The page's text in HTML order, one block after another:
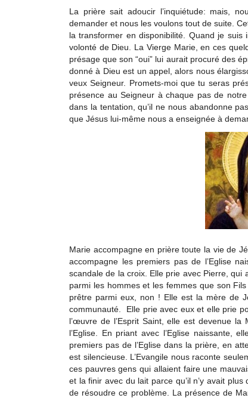
La prière sait adoucir l’inquiétude: mais,
demander et nous les voulons tout de suite.
la transformer en disponibilité. Quand je
volonté de Dieu. La Vierge Marie, en ces
présage que son “oui” lui aurait procuré des
donné à Dieu est un appel, alors nous
veux Seigneur. Promets-moi que tu seras
présence au Seigneur à chaque pas de
dans la tentation, qu’il ne nous abandonne
que Jésus lui-même nous a enseignée à
Marie accompagne en prière toute la vie de
accompagne les premiers pas de l’Eglise
scandale de la croix. Elle prie avec Pierre, qui
parmi les hommes et les femmes que son
prêtre parmi eux, non ! Elle est la mère de
communauté. Elle prie avec eux et elle prie
l’œuvre de l’Esprit Saint, elle est devenue
l’Eglise. En priant avec l’Eglise naissante,
premiers pas de l’Eglise dans la prière, en
est silencieuse. L’Evangile nous raconte
ces pauvres gens qui allaient faire une
et la finir avec du lait parce qu’il n’y avait
de résoudre ce problème. La présence de